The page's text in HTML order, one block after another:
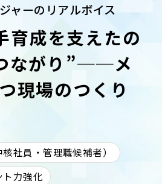
ャーのリアルボイス
育成を支えたの
ながり”──メ
現場のつくり
社員・管理職候補者）
力強化